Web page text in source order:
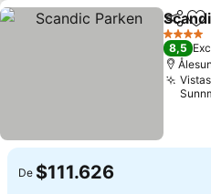
4 Estrellas
8,5
De $111.626